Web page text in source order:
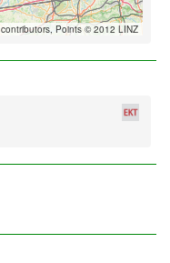
contributors, Points © 2012 LINZ